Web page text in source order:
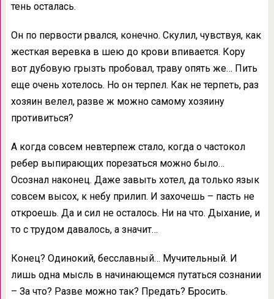
тень осталась.
Он по первости рвался, конечно. Скулил, чувствуя, как
жесткая веревка в шею до крови впивается. Кору
вот дубовую грызть пробовал, траву опять же… Пить
еще очень хотелось. Но он терпел. Как не терпеть, раз
хозяин велел, разве ж можно самому хозяину
противиться?
А когда совсем невтерпеж стало, когда о частокол
ребер выпирающих порезаться можно было…
Осознал наконец. Даже завыть хотел, да только язык
совсем высох, к небу прилип. И захочешь – пасть не
откроешь. Да и сил не осталось. Ни на что. Дыхание, и
то с трудом давалось, а значит…
Конец? Одинокий, бесславный… Мучительный. И
лишь одна мысль в начинающемся путаться сознании
– За что? Разве можно так? Предать? Бросить.